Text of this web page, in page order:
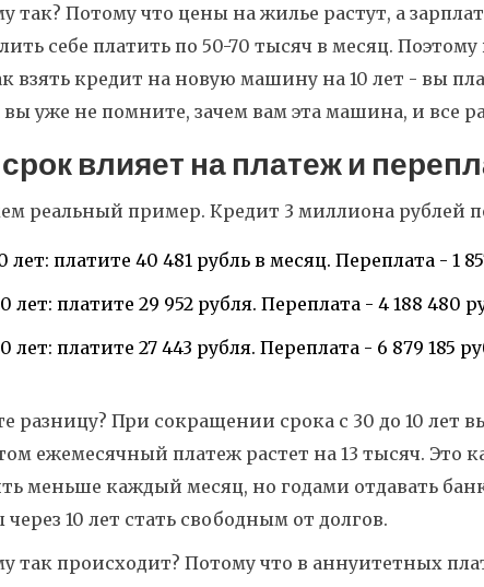
так? Потому что цены на жилье растут, а
себе платить по 50-70 тысяч в месяц.
взять кредит на новую машину на 10 лет - вы
вы уже не помните, зачем вам эта машина, и все
влияет на платеж и
реальный пример. Кредит 3 миллиона рублей
лет: платите 40 481 рубль в месяц. Переплата - 1
лет: платите 29 952 рубля. Переплата - 4 188 480
лет: платите 27 443 рубля. Переплата - 6 879 185
разницу? При сокращении срока с 30 до 10 лет
ежемесячный платеж растет на 13 тысяч. Это
меньше каждый месяц, но годами отдавать
10 лет стать свободным от долгов.
так происходит? Потому что в аннуитетных